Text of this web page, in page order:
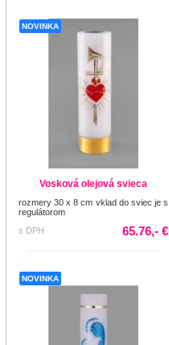
NOVINKA
Vosková olejová svieca
rozmery 30 x 8 cm vklad do sviec je s
regulátorom
s DPH
65.76,- €
NOVINKA